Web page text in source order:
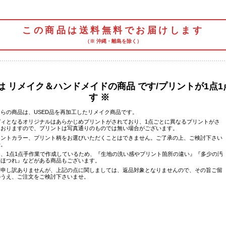
この商品は送料無料でお届けします
（※ 沖縄・離島を除く）
リメイク＆ハンドメイドの商品 です/プリントが1点1
す ※
の商品は、USED品を再加工したリメイク商品です。
となるオリジナルはあらかじめプリントがされており、1点ごとに異なるプリントがさ
りますので、プリントは写真通りのものでは無い場合がございます。
トカラー、プリント柄をお選びいただくことはできません。ご了承の上、ご検討下さい
1点1点手作業で作成しているため、『生地の洗い感やプリント箇所の違い』『多少の汚
つれ』などがある商品もございます。
し訳ありませんが、上記の点に関しましては、返品対象となりませんので、その旨ご留
え、ご注文をご検討下さいませ。